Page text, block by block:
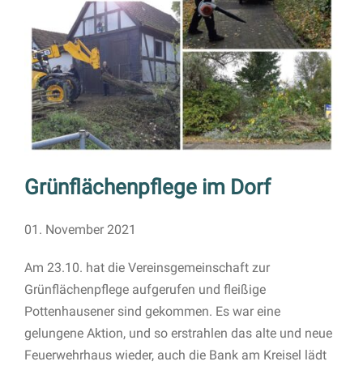
Grünflächenpflege im Dorf
01. November 2021
Am 23.10. hat die Vereinsgemeinschaft zur
Grünflächenpflege aufgerufen und fleißige
Pottenhausener sind gekommen. Es war eine
gelungene Aktion, und so erstrahlen das alte und neue
Feuerwehrhaus wieder, auch die Bank am Kreisel lädt